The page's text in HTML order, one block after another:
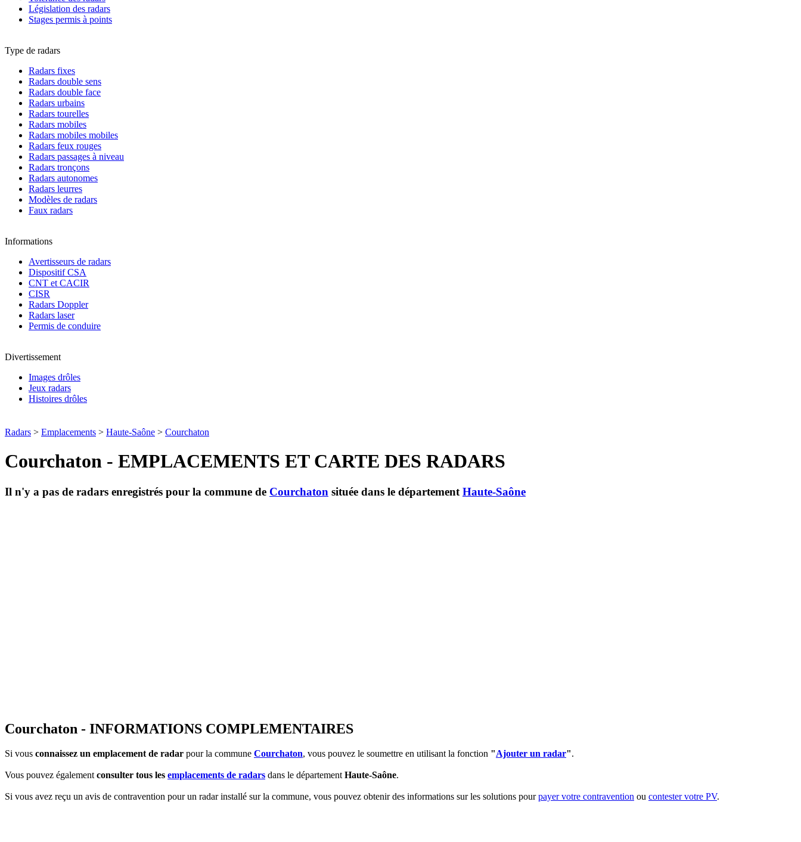
Législation des radars
Stages permis à points
Type de radars
Radars fixes
Radars double sens
Radars double face
Radars urbains
Radars tourelles
Radars mobiles
Radars mobiles mobiles
Radars feux rouges
Radars passages à niveau
Radars tronçons
Radars autonomes
Radars leurres
Modèles de radars
Faux radars
Informations
Avertisseurs de radars
Dispositif CSA
CNT et CACIR
CISR
Radars Doppler
Radars laser
Permis de conduire
Divertissement
Images drôles
Jeux radars
Histoires drôles
Radars > Emplacements > Haute-Saône > Courchaton
Courchaton - EMPLACEMENTS ET CARTE DES RADARS
Il n'y a pas de radars enregistrés pour la commune de Courchaton située dans le département Haute-Saône
Courchaton - INFORMATIONS COMPLEMENTAIRES
Si vous connaissez un emplacement de radar pour la commune Courchaton, vous pouvez le soumettre en utilisant la fonction "Ajouter un radar".
Vous pouvez égalementconsulter tous les emplacements de radars dans le départementHaute-Saône.
Si vous avez reçu un avis de contravention pour un radar installé sur la commune, vous pouvez obtenir des informations sur les solutions pourpayer votre contravention ou contester votre PV.